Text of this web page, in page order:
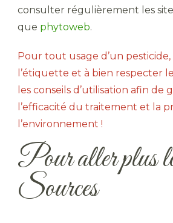
consulter régulièrement les
que phytoweb.
Pour tout usage d’un pesticide,
l’étiquette et à bien respecter
les conseils d’utilisation afin de
l’efficacité du traitement et la
l’environnement !
Pour aller plus
Sources